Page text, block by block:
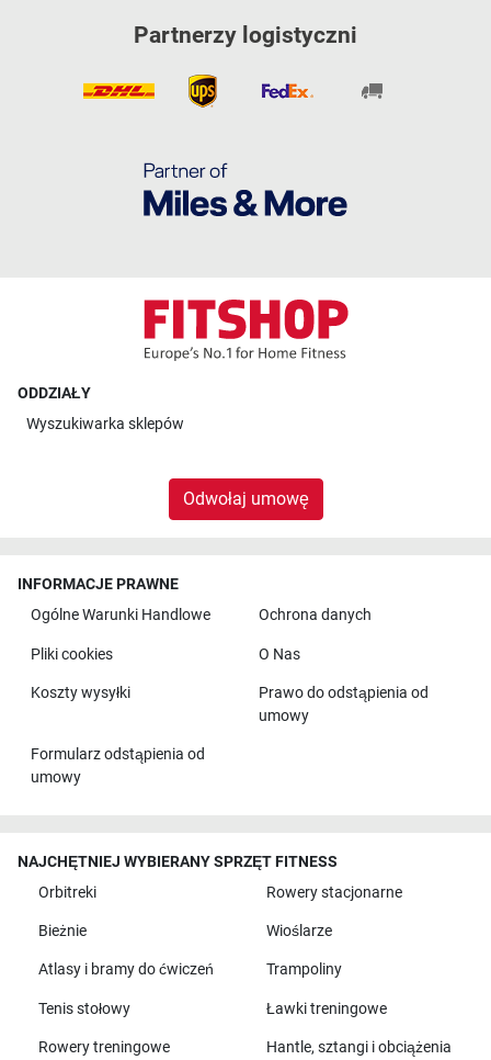
Partnerzy logistyczni
ODDZIAŁY
Wyszukiwarka sklepów
Odwołaj umowę
INFORMACJE PRAWNE
Ogólne Warunki Handlowe
Ochrona danych
Pliki cookies O Nas
Koszty wysyłki
Prawo do odstąpienia od
umowy
Formularz odstąpienia od
umowy
NAJCHĘTNIEJ WYBIERANY SPRZĘT FITNESS
Orbitreki
Rowery stacjonarne
Bieżnie Wioślarze
Atlasy i bramy do ćwiczeń Trampoliny
Tenis stołowy Ławki treningowe
Rowery treningowe Hantle, sztangi i obciążenia